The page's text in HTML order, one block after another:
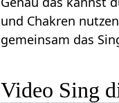
und Chakren
gemeinsam das
Video Sing